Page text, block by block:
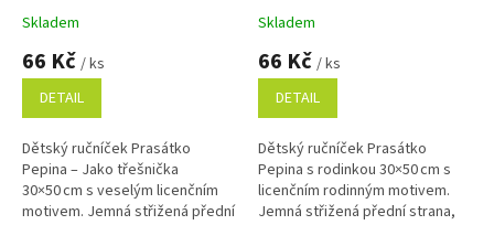
Skladem
66 Kč / ks
DETAIL
Dětský ručníček Prasátko
Pepina – Jako třešnička
30×50 cm s veselým licenčním
motivem. Jemná střižená přední
Skladem
66 Kč / ks
DETAIL
Dětský ručníček Prasátko
Pepina s rodinkou 30×50 cm s
licenčním rodinným motivem.
Jemná střižená přední strana,